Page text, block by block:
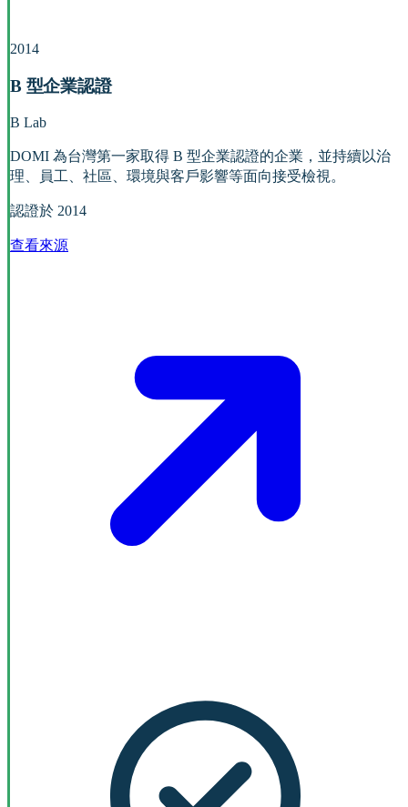
2014
B 型企業認證
B Lab
DOMI 為台灣第一家取得 B 型企業認證的企業，並持續以治
理、員工、社區、環境與客戶影響等面向接受檢視。
認證於 2014
查看來源